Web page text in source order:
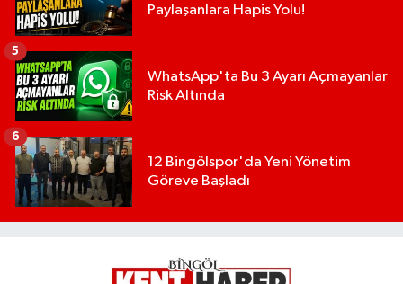
Paylaşanlara Hapis Yolu!
WhatsApp'ta Bu 3 Ayarı Açmayanlar
Risk Altında
5
12 Bingölspor'da Yeni Yönetim
Göreve Başladı
6